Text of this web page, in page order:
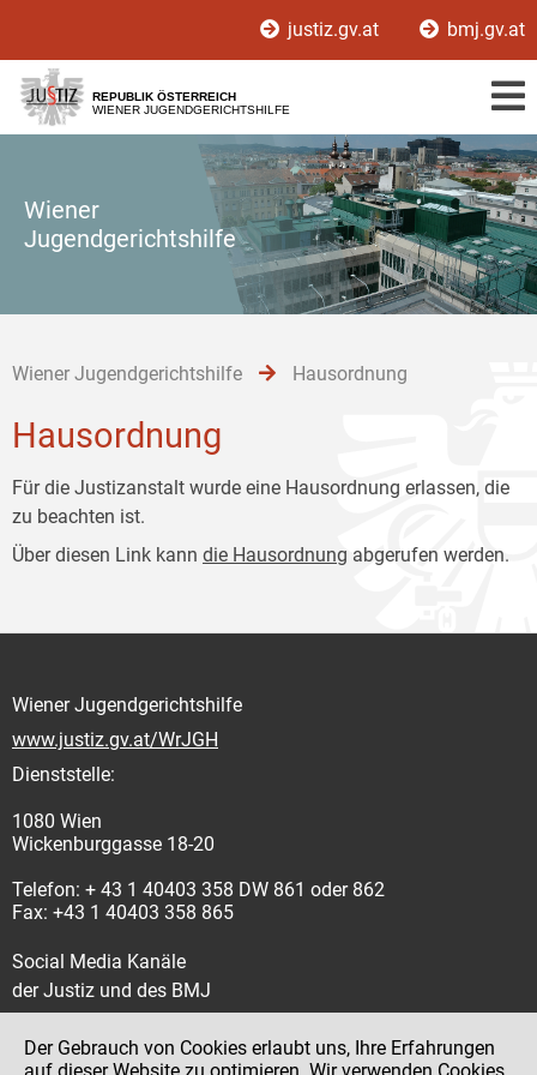
[1]
[2]
[3]
justiz.gv.at bmj.gv.at
REPUBLIK ÖSTERREICH
WIENER JUGENDGERICHTSHILFE
Wiener
Jugendgerichtshilfe
Wiener Jugendgerichtshilfe Hausordnung
Hausordnung
Für die Justizanstalt wurde eine Hausordnung erlassen, die
zu beachten ist.
Über diesen Link kann die Hausordnung abgerufen werden.
Wiener Jugendgerichtshilfe
www.justiz.gv.at/WrJGH
Dienststelle:
1080 Wien
Wickenburggasse 18-20
Telefon: + 43 1 40403 358 DW 861 oder 862
Fax: +43 1 40403 358 865
Social Media Kanäle
der Justiz und des BMJ
Der Gebrauch von Cookies erlaubt uns, Ihre Erfahrungen